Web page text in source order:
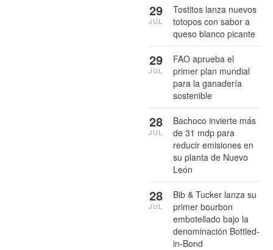
Tostitos lanza nuevos
totopos con sabor a
queso blanco picante
29
JUL
FAO aprueba el
primer plan mundial
para la ganadería
sostenible
29
JUL
Bachoco invierte más
de 31 mdp para
reducir emisiones en
su planta de Nuevo
León
28
JUL
Bib & Tucker lanza su
primer bourbon
embotellado bajo la
denominación Bottled-
in-Bond
28
JUL